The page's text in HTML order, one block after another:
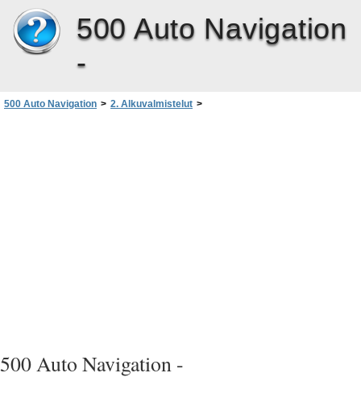
500 Auto Navigation
-
500 Auto Navigation > 2. Alkuvalmistelut >
500 Auto Navigation -